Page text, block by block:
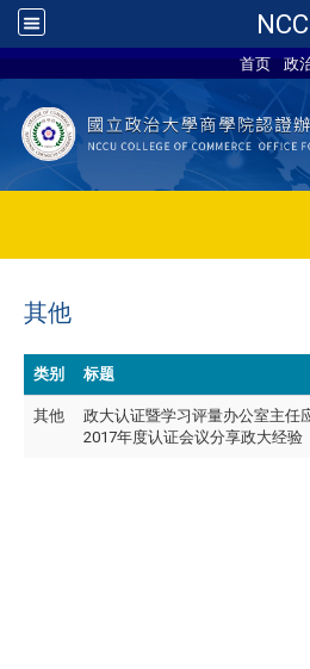
首页 政
其他
类别 标题
其他
政大认证暨学习评量办公室主任
2017年度认证会议分享政大经验